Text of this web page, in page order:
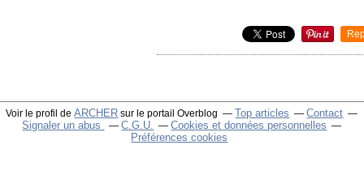
Voir le profil deARCHER sur le portail Overblog Top articles
Contact
Signaler un abus
C.G.U.
Cookies et données personnelles
Préférences cookies